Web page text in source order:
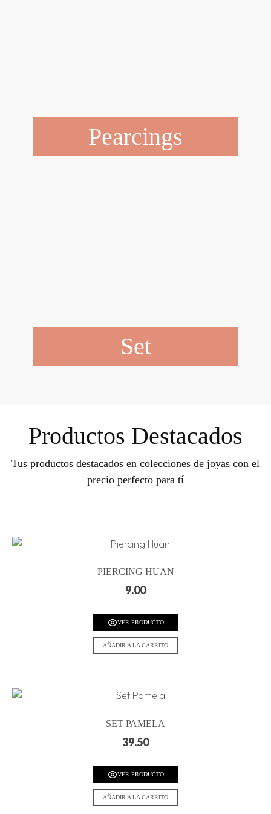
Pearcings
Set
Productos Destacados
Tus productos destacados en colecciones de joyas con el
precio perfecto para tí
PIERCING HUAN
9.00
VER PRODUCTO
AÑADIR A LA CARRITO
SET PAMELA
39.50
VER PRODUCTO
AÑADIR A LA CARRITO